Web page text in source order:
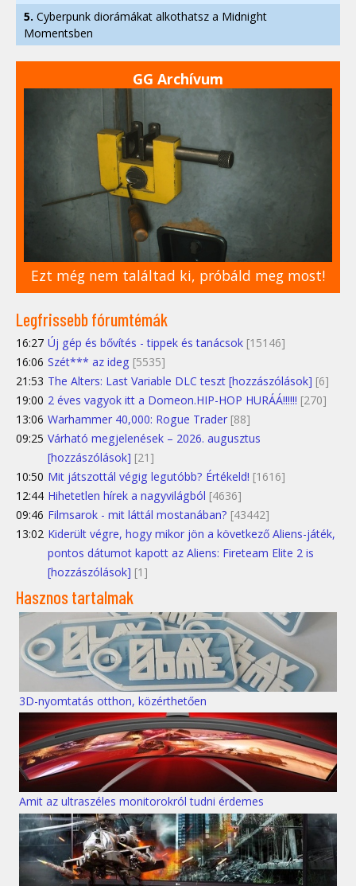
5. Cyberpunk diorámákat alkothatsz a Midnight
Momentsben
GG Archívum
Ezt még nem találtad ki, próbáld meg most!
Legfrissebb fórumtémák
16:27 Új gép és bővítés - tippek és tanácsok [15146]
16:06 Szét*** az ideg [5535]
21:53 The Alters: Last Variable DLC teszt [hozzászólások] [6]
19:00 2 éves vagyok itt a Domeon.HIP-HOP HURÁÁ!!!!!! [270]
13:06 Warhammer 40,000: Rogue Trader [88]
09:25 Várható megjelenések – 2026. augusztus
[hozzászólások] [21]
10:50 Mit játszottál végig legutóbb? Értékeld! [1616]
12:44 Hihetetlen hírek a nagyvilágból [4636]
09:46 Filmsarok - mit láttál mostanában? [43442]
13:02 Kiderült végre, hogy mikor jön a következő Aliens-játék,
pontos dátumot kapott az Aliens: Fireteam Elite 2 is
[hozzászólások] [1]
Hasznos tartalmak
3D-nyomtatás otthon, közérthetően
Amit az ultraszéles monitorokról tudni érdemes